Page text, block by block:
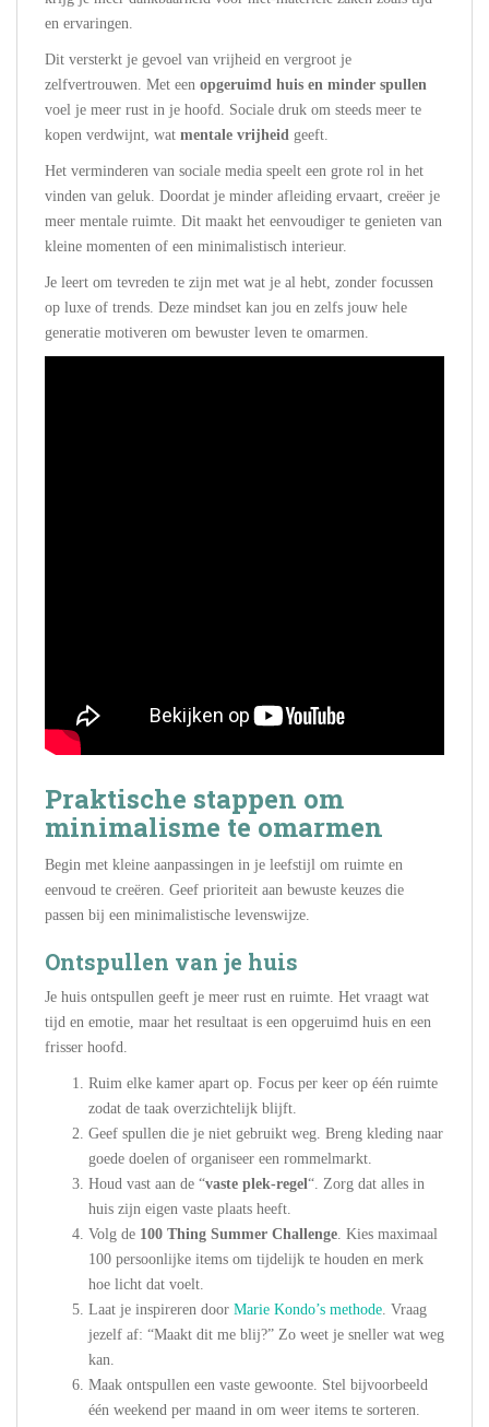
en ervaringen.
Dit versterkt je gevoel van vrijheid en vergroot je
zelfvertrouwen. Met een opgeruimd huis en minder spullen
voel je meer rust in je hoofd. Sociale druk om steeds meer te
kopen verdwijnt, wat mentale vrijheid geeft.
Het verminderen van sociale media speelt een grote rol in het
vinden van geluk. Doordat je minder afleiding ervaart, creëer je
meer mentale ruimte. Dit maakt het eenvoudiger te genieten van
kleine momenten of een minimalistisch interieur.
Je leert om tevreden te zijn met wat je al hebt, zonder focussen
op luxe of trends. Deze mindset kan jou en zelfs jouw hele
generatie motiveren om bewuster leven te omarmen.
Praktische stappen om
minimalisme te omarmen
Begin met kleine aanpassingen in je leefstijl om ruimte en
eenvoud te creëren. Geef prioriteit aan bewuste keuzes die
passen bij een minimalistische levenswijze.
Ontspullen van je huis
Je huis ontspullen geeft je meer rust en ruimte. Het vraagt wat
tijd en emotie, maar het resultaat is een opgeruimd huis en een
frisser hoofd.
Ruim elke kamer apart op. Focus per keer op één ruimte
zodat de taak overzichtelijk blijft.
Geef spullen die je niet gebruikt weg. Breng kleding naar
goede doelen of organiseer een rommelmarkt.
Houd vast aan de “vaste plek-regel“. Zorg dat alles in
huis zijn eigen vaste plaats heeft.
Volg de 100 Thing Summer Challenge . Kies maximaal
100 persoonlijke items om tijdelijk te houden en merk
hoe licht dat voelt.
Laat je inspireren door Marie Kondo’s methode . Vraag
jezelf af: “Maakt dit me blij?” Zo weet je sneller wat weg
kan.
Maak ontspullen een vaste gewoonte. Stel bijvoorbeeld
één weekend per maand in om weer items te sorteren.